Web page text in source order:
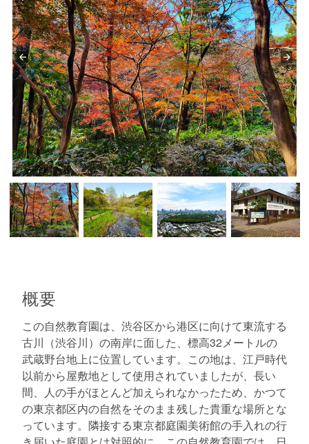
概要
この自然教育園は、渋谷区から港区に向けて東流する
古川（渋谷川）の南岸に面した、標高32メートルの
武蔵野台地上に位置しています。この地は、江戸時代
以前から屋敷地として使用されていましたが、長い
間、人の手がほとんど加えられなかったため、かつて
の東京都区内の自然をそのまま残した貴重な場所とな
っています。隣接する東京都庭園美術館の手入れの行